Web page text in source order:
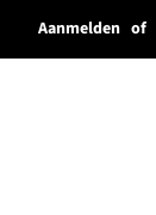
Aanmelden of